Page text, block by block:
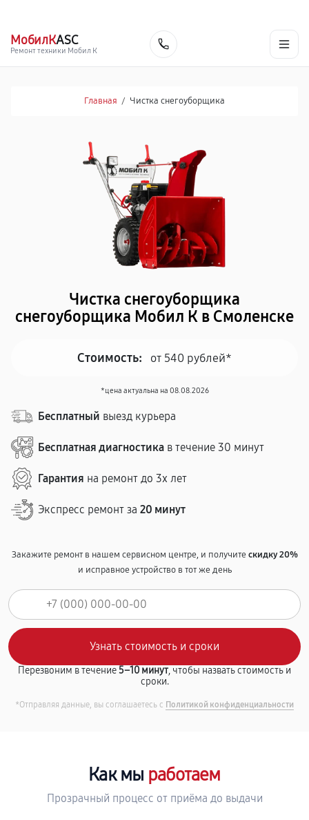
МобилКASC
Ремонт техники Мобил К
Главная / Чистка снегоуборщика
Чистка снегоуборщика
снегоуборщика Мобил К в Смоленске
Стоимость: от 540 рублей*
*цена актуальна на 08.08.2026
Бесплатный выезд курьера
Бесплатная диагностика в течение 30 минут
Гарантия на ремонт до 3х лет
Экспресс ремонт за 20 минут
Закажите ремонт в нашем сервисном центре, и получитескидку 20%
и исправное устройство в тот же день
Перезвоним в течение5–10 минут, чтобы назвать стоимость и
сроки.
*Отправляя данные, вы соглашаетесь с Политикой конфиденциальности
Как мы работаем
Прозрачный процесс от приёма до выдачи